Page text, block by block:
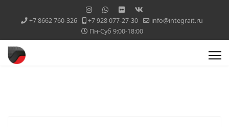
+7 8662 760-326 +7 928 077-27-30
info@integrait.ru
Пн-Суб 9:00-18:00